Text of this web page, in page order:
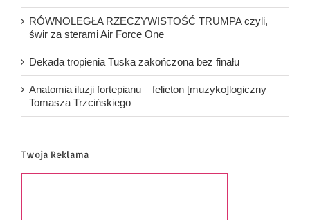
RÓWNOLEGŁA RZECZYWISTOŚĆ TRUMPA czyli,
świr za sterami Air Force One
Dekada tropienia Tuska zakończona bez finału
Anatomia iluzji fortepianu – felieton [muzyko]logiczny
Tomasza Trzcińskiego
Twoja Reklama